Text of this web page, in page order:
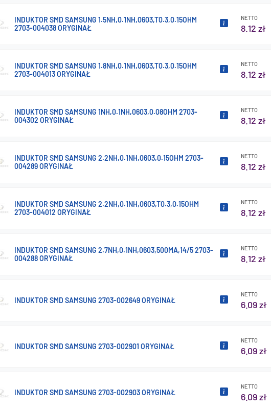
INDUKTOR SMD SAMSUNG 1.5NH,0.1NH,0603,T0.3,0.15OHM
2703-004038 ORYGINAŁ
NETTO
8.12 zł
INDUKTOR SMD SAMSUNG 1.8NH,0.1NH,0603,T0.3,0.15OHM
2703-004013 ORYGINAŁ
NETTO
8.12 zł
INDUKTOR SMD SAMSUNG 1NH,0.1NH,0603,0.08OHM 2703-
004302 ORYGINAŁ
NETTO
8.12 zł
INDUKTOR SMD SAMSUNG 2.2NH,0.1NH,0603,0.15OHM 2703-
004289 ORYGINAŁ
NETTO
8.12 zł
INDUKTOR SMD SAMSUNG 2.2NH,0.1NH,0603,T0.3,0.15OHM
2703-004012 ORYGINAŁ
NETTO
8.12 zł
INDUKTOR SMD SAMSUNG 2.7NH,0.1NH,0603,500MA,14/5 2703-
004288 ORYGINAŁ
NETTO
8.12 zł
INDUKTOR SMD SAMSUNG 2703-002649 ORYGINAŁ
NETTO
6.09 zł
INDUKTOR SMD SAMSUNG 2703-002901 ORYGINAŁ
NETTO
6.09 zł
INDUKTOR SMD SAMSUNG 2703-002903 ORYGINAŁ
NETTO
6.09 zł